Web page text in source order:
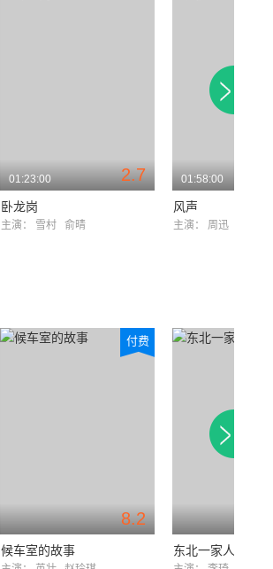
2.7
01:23:00
卧龙岗
主演： 雪村 俞晴
01:58:00
风声
主演： 周迅
8.2
付费
候车室的故事 东北一家人第一部